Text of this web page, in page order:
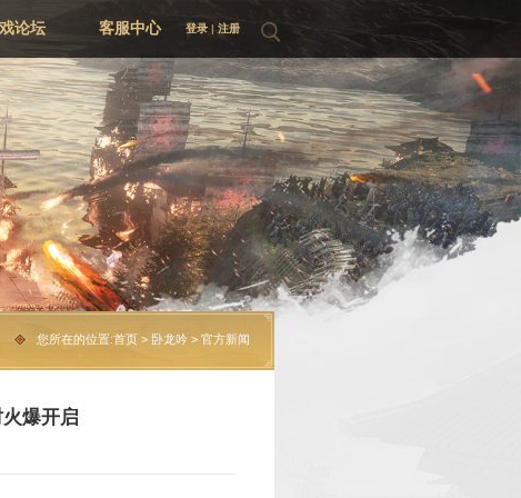
资料片集 游戏论坛